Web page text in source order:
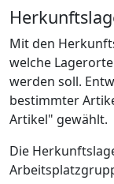
Mit den
welche
werden soll.
bestimmter
Artikel" gewählt.
Die